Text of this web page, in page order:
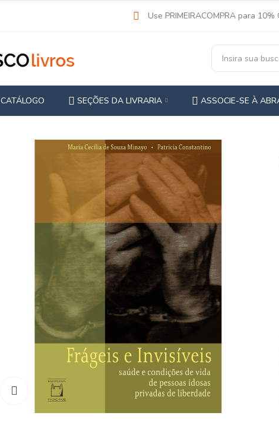
Use PRIMEIRACOMPRA para 10%
CATÁLOGO SEÇÕES DA LIVRARIA ASSOCIE-SE À
Clique para ampliar